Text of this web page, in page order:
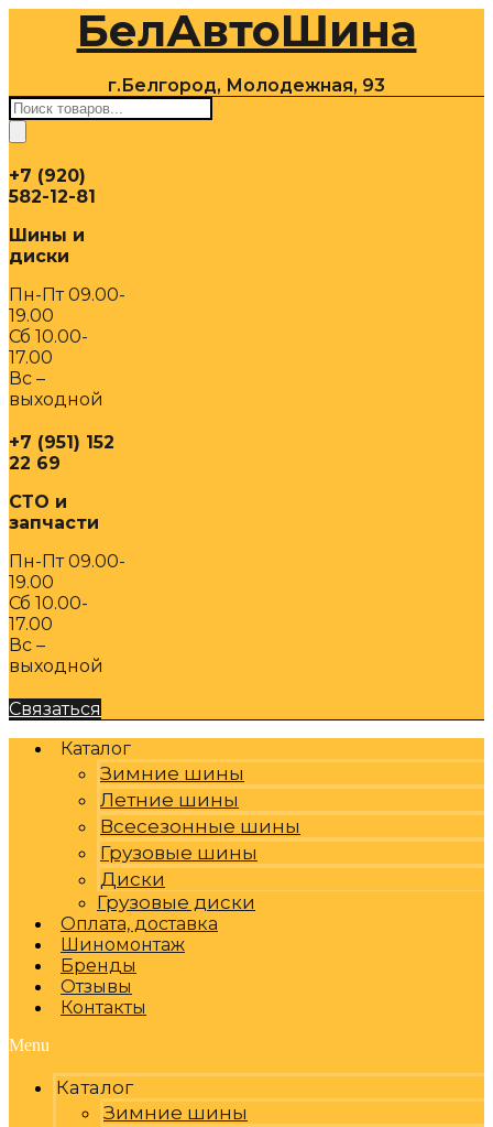
содержимомуБелАвтоШина
г.Белгород, Молодежная, 93
Поиск
товаров
+7 (920)
582-12-81
Шины и
диски
Пн-Пт 09.00-
19.00
Сб 10.00-
17.00
Вс –
выходной
+7 (951) 152
22 69
СТО и
запчасти
Пн-Пт 09.00-
19.00
Сб 10.00-
17.00
Вс –
выходной
Связаться
Каталог
Зимние шины
Летние шины
Всесезонные шины
Грузовые шины
Диски
Грузовые диски
Оплата, доставка
Шиномонтаж
Бренды
Отзывы
Контакты
Menu
Каталог
Зимние шины